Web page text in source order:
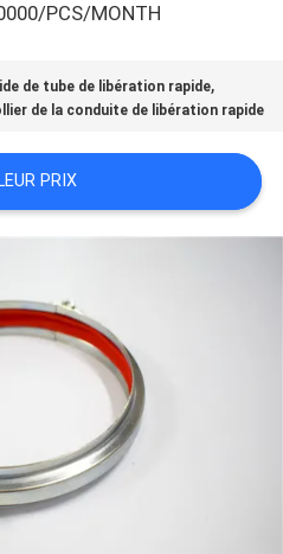
PCS/MONTH
de tube de libération rapide,
de la conduite de libération rapide
PRIX